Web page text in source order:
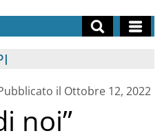
il Ottobre 12, 2022
noi”